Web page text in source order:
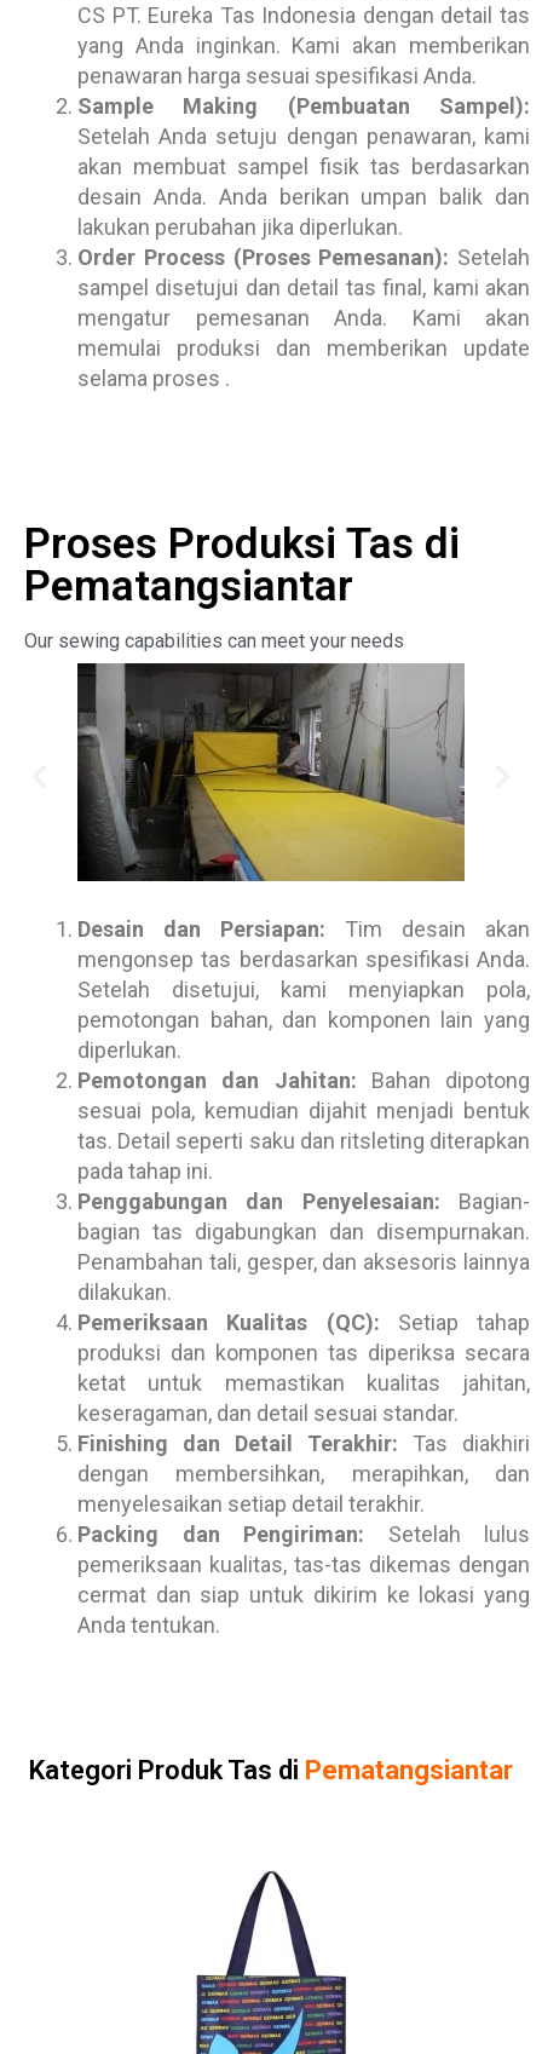
CS PT. Eureka Tas Indonesia dengan detail tas
yang Anda inginkan. Kami akan memberikan
penawaran harga sesuai spesifikasi Anda.
Sample Making (Pembuatan Sampel):
Setelah Anda setuju dengan penawaran, kami
akan membuat sampel fisik tas berdasarkan
desain Anda. Anda berikan umpan balik dan
lakukan perubahan jika diperlukan.
Order Process (Proses Pemesanan): Setelah
sampel disetujui dan detail tas final, kami akan
mengatur pemesanan Anda. Kami akan
memulai produksi dan memberikan update
selama proses .
Proses Produksi Tas di
Pematangsiantar
Our sewing capabilities can meet your needs
Desain dan Persiapan: Tim desain akan
mengonsep tas berdasarkan spesifikasi Anda.
Setelah disetujui, kami menyiapkan pola,
pemotongan bahan, dan komponen lain yang
diperlukan.
Pemotongan dan Jahitan: Bahan dipotong
sesuai pola, kemudian dijahit menjadi bentuk
tas. Detail seperti saku dan ritsleting diterapkan
pada tahap ini.
Penggabungan dan Penyelesaian: Bagian-
bagian tas digabungkan dan disempurnakan.
Penambahan tali, gesper, dan aksesoris lainnya
dilakukan.
Pemeriksaan Kualitas (QC): Setiap tahap
produksi dan komponen tas diperiksa secara
ketat untuk memastikan kualitas jahitan,
keseragaman, dan detail sesuai standar.
Finishing dan Detail Terakhir: Tas diakhiri
dengan membersihkan, merapihkan, dan
menyelesaikan setiap detail terakhir.
Packing dan Pengiriman: Setelah lulus
pemeriksaan kualitas, tas-tas dikemas dengan
cermat dan siap untuk dikirim ke lokasi yang
Anda tentukan.
Kategori Produk Tas di Pematangsiantar